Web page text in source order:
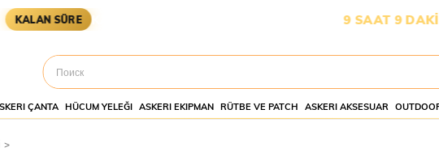
SÜRE KARGOYA YETİŞMESİ İÇİN KALAN SÜRE: 9 SAAT 9 DAKİKA 24
ÇANTA HÜCUM YELEĞI ASKERI EKIPMAN RÜTBE VE PATCH ASKERI AKSESUAR